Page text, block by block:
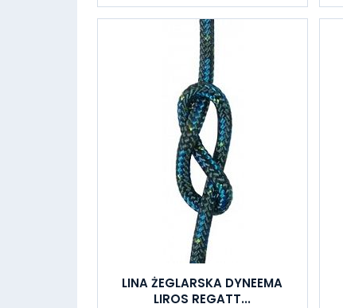
LINA ŻEGLARSKA DYNEEMA
LIROS REGATT...